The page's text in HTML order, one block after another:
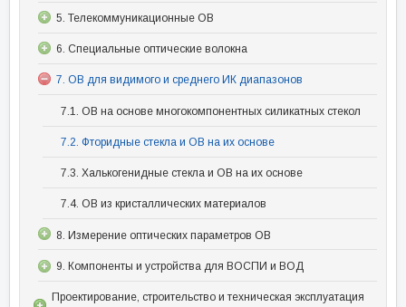
5. Телекоммуникационные ОВ
6. Специальные оптические волокна
7. ОВ для видимого и среднего ИК диапазонов
7.1. ОВ на основе многокомпонентных силикатных стекол
7.2. Фторидные стекла и ОВ на их основе
7.3. Халькогенидные стекла и ОВ на их основе
7.4. ОВ из кристаллических материалов
8. Измерение оптических параметров ОВ
9. Компоненты и устройства для ВОСПИ и ВОД
Проектирование, строительство и техническая эксплуатация